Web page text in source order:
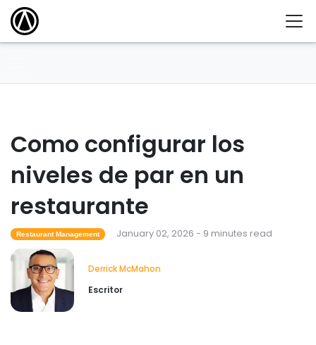
Como configurar los
niveles de par en un
restaurante
Restaurant Management January 02, 2026 - 9 minutes read
Derrick McMahon
Escritor